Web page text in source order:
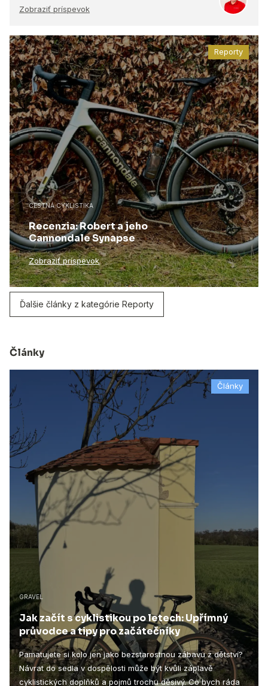
Zobraziť príspevok
Reporty
CESTNÁ CYKLISTIKA
Recenzia: Robert a jeho
Cannondale Synapse
Zobraziť príspevok
Ďalšie články z kategórie Reporty
Články
Články
GRAVEL
Jak začít s cyklistikou po letech: Upřímný
průvodce a tipy pro začátečníky
Pamatujete si kolo jen jako bezstarostnou zábavu z dětství?
Návrat do sedla v dospělosti může být kvůli záplavě
cyklistických doplňků a pojmů trochu děsivý. Co bych ráda